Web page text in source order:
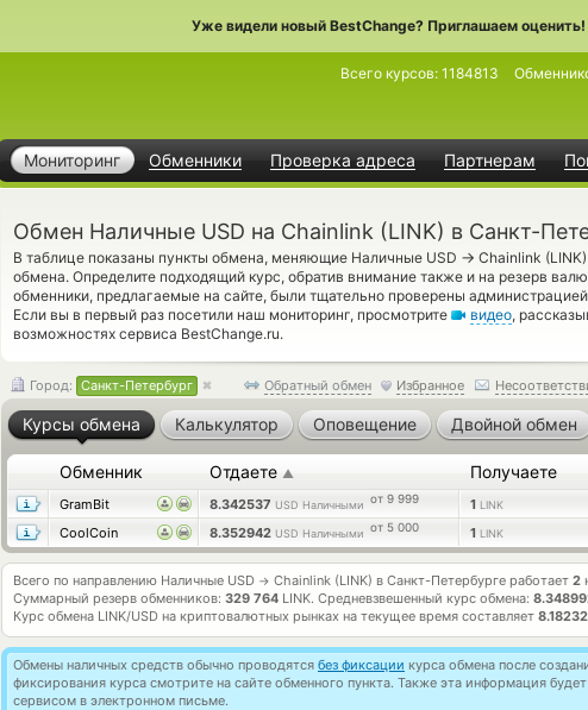
Уже видели новый BestChange? Приглашаем оценить!
Мониторинг Обменники Проверка адреса Партнерам
Всего курсов: 1184813
Обмен Наличные USD на Chainlink (LINK) в Санкт-
В таблице показаны пункты обмена, меняющие Наличные USD → Chainlink
обмена. Определите подходящий курс, обратив внимание также и на резерв
обменники, предлагаемые на сайте, были тщательно проверены
Если вы в первый раз посетили наш мониторинг, просмотрите
видео,
возможностях сервиса BestChange.ru.
Обратный обмен Избранное
Город: Санкт-Петербург
Курсы обмена Калькулятор Оповещение Двойной обмен
Обменник Отдаете ▲ Получаете
GramBit 8.342537 USD Наличными от 9 999 1 LINK
CoolCoin
8.352942 USD Наличными от 5 000 1 LINK
Всего по направлению Наличные USD → Chainlink (LINK) в Санкт-Петербурге работает 2
Суммарный резерв обменников: 329 764 LINK. Средневзвешенный курс обмена:
Курс обмена LINK/USD на криптовалютных рынках на текущее время составляет
Обмены наличных средств обычно проводятся без фиксации курса обмена после
фиксирования курса смотрите на сайте обменного пункта. Также эта информация
сервисом в электронном письме.